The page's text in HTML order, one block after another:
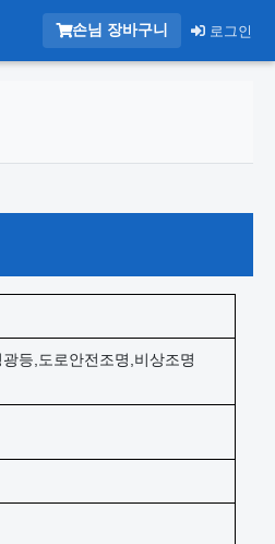
손님 장바구니 로그인
등,도로안전조명,비상조명